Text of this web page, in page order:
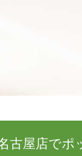
古屋店で